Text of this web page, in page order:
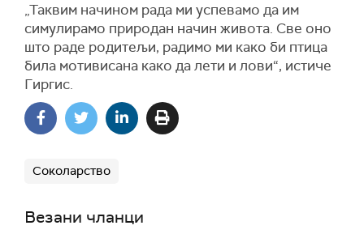
„Таквим начином рада ми успевамо да им
симулирамо природан начин живота. Све оно
што раде родитељи, радимо ми како би птица
била мотивисана како да лети и лови“, истиче
Гиргис.
Соколарство
Везани чланци